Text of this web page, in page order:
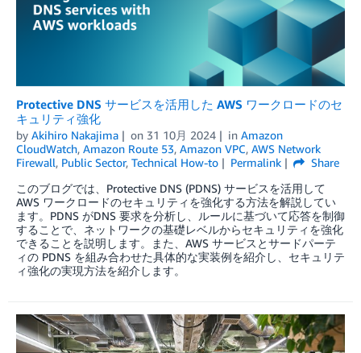
Protective DNS サービスを活用した AWS ワークロードのセ
キュリティ強化
by Akihiro Nakajima on 31 10月 2024 in Amazon
CloudWatch, Amazon Route 53, Amazon VPC, AWS Network
Firewall, Public Sector, Technical How-to Permalink
Share
このブログでは、Protective DNS (PDNS) サービスを活用して
AWS ワークロードのセキュリティを強化する方法を解説してい
ます。PDNS がDNS 要求を分析し、ルールに基づいて応答を制御
することで、ネットワークの基礎レベルからセキュリティを強化
できることを説明します。また、AWS サービスとサードパーテ
ィの PDNS を組み合わせた具体的な実装例を紹介し、セキュリテ
ィ強化の実現方法を紹介します。